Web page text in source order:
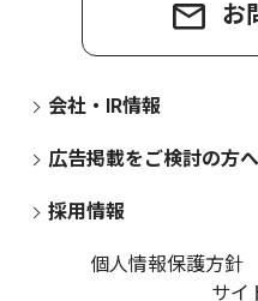
お
会社・IR情報
広告掲載をご検討の方へ
採用情報
個人情報保護方針
サイ